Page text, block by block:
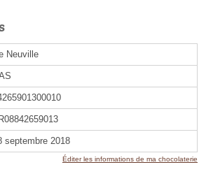
Neuville
septembre 2018
Éditer les informations de ma chocolaterie